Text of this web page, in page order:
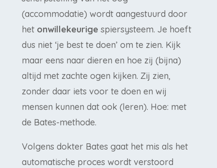
(accommodatie) wordt aangestuurd door
het onwillekeurige spiersysteem. Je hoeft
dus niet ‘je best te doen’ om te zien. Kijk
maar eens naar dieren en hoe zij (bijna)
altijd met zachte ogen kijken. Zij zien,
zonder daar iets voor te doen en wij
mensen kunnen dat ook (leren). Hoe: met
de Bates-methode.
Volgens dokter Bates gaat het mis als het
automatische proces wordt verstoord